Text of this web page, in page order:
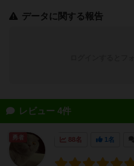
データに関する報告
レビュー 4件
88名 1名
勇者